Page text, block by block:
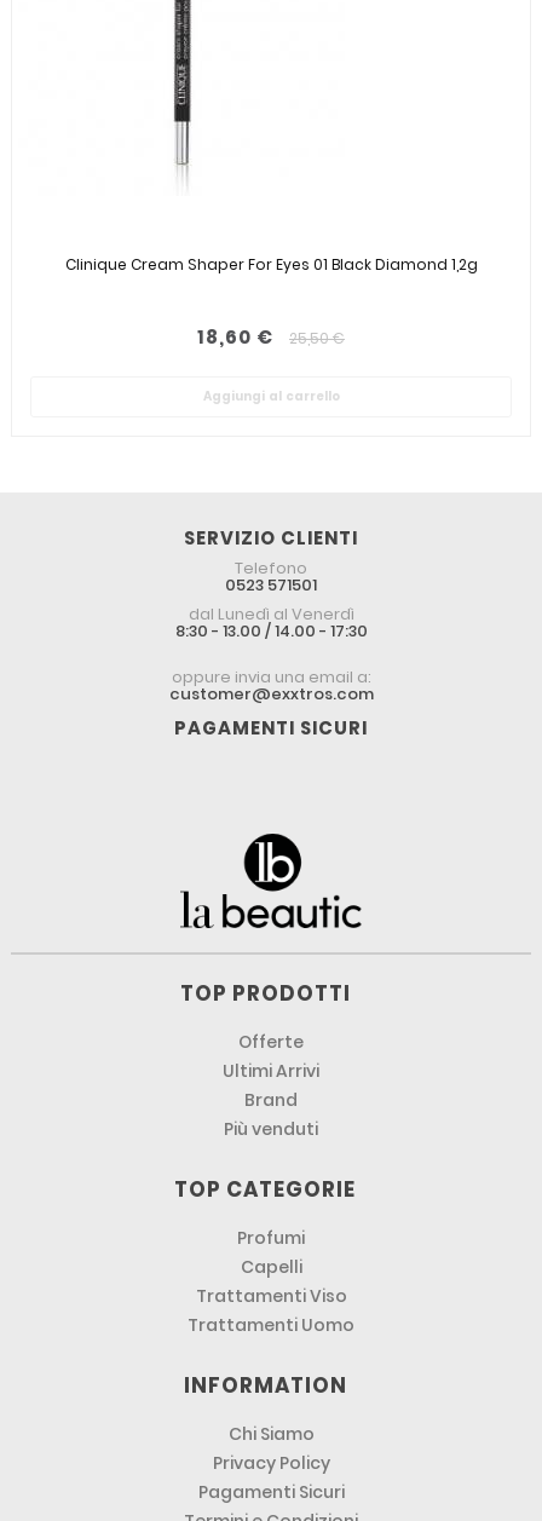
Clinique Cream Shaper For Eyes 01 Black Diamond 1,2g
18,60 € 25,50 €
Aggiungi al carrello
SERVIZIO CLIENTI
Telefono
0523 571501
dal Lunedì al Venerdì
8:30 - 13.00 / 14.00 - 17:30
oppure invia una email a:
customer@exxtros.com
PAGAMENTI SICURI
TOP PRODOTTI
Offerte
Ultimi Arrivi
Brand
Più venduti
TOP CATEGORIE
Profumi
Capelli
Trattamenti Viso
Trattamenti Uomo
INFORMATION
Chi Siamo
Privacy Policy
Pagamenti Sicuri